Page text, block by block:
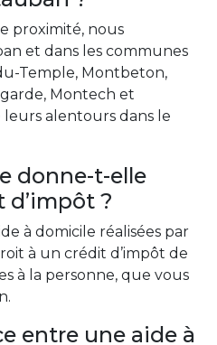
proximité, nous
et dans les communes
Temple, Montbeton,
Montech et
leurs alentours dans le
donne-t-elle
?
à domicile réalisées par
à un crédit d’impôt de
à la personne, que vous
entre une aide à